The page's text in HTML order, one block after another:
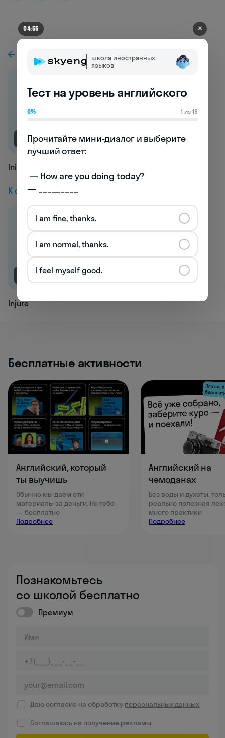
К предыдущей статье
NEW
Initiation
К следующей статье
Injure
Бесплатные активности
Английский, который
ты выучишь
Обычно мы даём эти
материалы за деньги. Но тебе
— бесплатно
Подробнее
Английский на
чемоданах
Без воды и духоты:
реально полезная
много практики
Подробнее
Познакомьтесь
со школой бесплатно
Премиум
Даю согласие на обработку персональных данных
Соглашаюсь на получение рекламы
04:48 ✕
школа иностранных
языков
Тест на уровень английского
0% 1 из 19
Прочитайте мини-диалог и выберите
лучший ответ:
— _________
I am fine, thanks.
I am normal, thanks.
I feel myself good.